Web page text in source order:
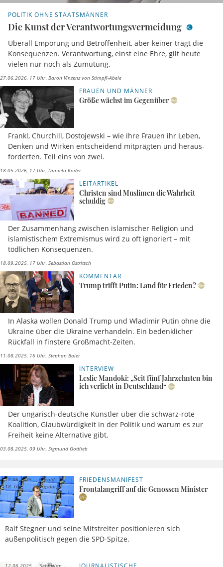
POLITIK OHNE STAATSMÄNNER
Die Kunst der Verantwortungsvermeidung
Überall Empörung und Betroffenheit, aber keiner trägt die
Konsequenzen. Verantwortung, einst eine Ehre, gilt heute
vielen nur noch als Zumutung.
27.06.2026, 17 Uhr Baron Vinzenz von Stimpfl-Abele
FRAUEN UND MÄNNER
Größe wächst im Gegenüber
Frankl, Churchill, Dostojewski – wie ihre Frauen ihr Leben,
Denken und Wirken entscheidend mitprägten und heraus-
forderten. Teil eins von zwei.
18.05.2026, 17 Uhr Daniela Köder
LEITARTIKEL
Christen sind Muslimen die Wahrheit
schuldig
Der Zusammenhang zwischen islamischer Religion und
islamistischem Extremismus wird zu oft ignoriert – mit
tödlichen Konsequenzen.
18.09.2025, 17 Uhr Sebastian Ostritsch
KOMMENTAR
Trump trifft Putin: Land für Frieden?
In Alaska wollen Donald Trump und Wladimir Putin ohne die
Ukraine über die Ukraine verhandeln. Ein bedenklicher
Rückfall in finstere Großmacht-Zeiten.
11.08.2025, 16 Uhr Stephan Baier
INTERVIEW
Leslie Mandoki: „Seit fünf Jahrzehnten bin
ich verliebt in Deutschland“
Der ungarisch-deutsche Künstler über die schwarz-rote
Koalition, Glaubwürdigkeit in der Politik und warum es zur
Freiheit keine Alternative gibt.
03.08.2025, 09 Uhr Sigmund Gottlieb
FRIEDENSMANIFEST
Frontalangriff auf die Genossen Minister
Ralf Stegner und seine Mitstreiter positionieren sich
außenpolitisch gegen die SPD-Spitze.
17.06.2025,
18 Uhr
Harald
Bergsdorf
12.06.2025, Sebastian